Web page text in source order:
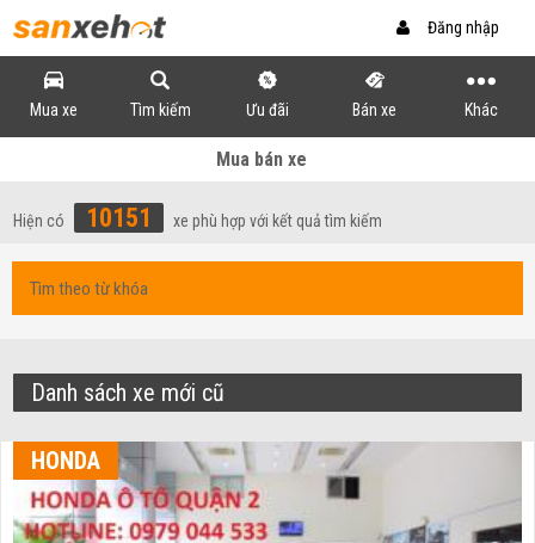
Đăng nhập
Mua xe Tìm kiếm Ưu đãi Bán xe Khác
Mua bán xe
Hiện có 10151 xe phù hợp với kết quả tìm kiếm
Danh sách xe mới cũ
HONDA